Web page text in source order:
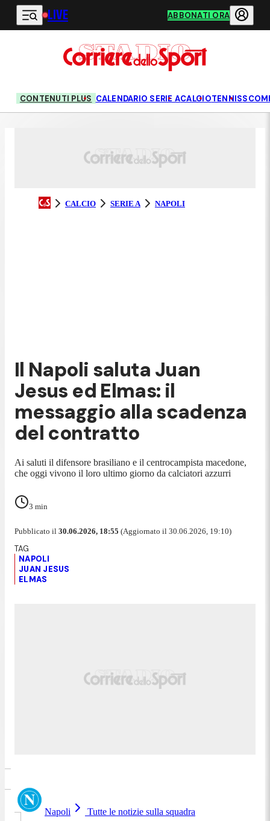
Vai al contenuto principale
LIVE ABBONATI ORA
CONTENUTI PLUS CALENDARIO SERIE ACALCIOTENNIS
CALCIO SERIE A NAPOLI
Il Napoli saluta Juan
Jesus ed Elmas: il
messaggio alla scadenza
del contratto
Ai saluti il difensore brasiliano e il centrocampista macedone,
che oggi vivono il loro ultimo giorno da calciatori azzurri
3 min
Pubblicato il 30.06.2026, 18:55 (Aggiornato il 30.06.2026, 19:10)
NAPOLI
JUAN JESUS
ELMAS
Napoli Tutte le notizie sulla squadra